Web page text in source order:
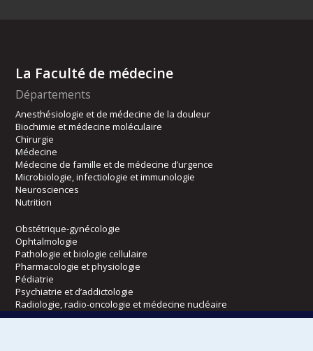
La Faculté de médecine
Départements
Anesthésiologie et de médecine de la douleur
Biochimie et médecine moléculaire
Chirurgie
Médecine
Médecine de famille et de médecine d’urgence
Microbiologie, infectiologie et immunologie
Neurosciences
Nutrition
Obstétrique-gynécologie
Ophtalmologie
Pathologie et biologie cellulaire
Pharmacologie et physiologie
Pédiatrie
Psychiatrie et d’addictologie
Radiologie, radio-oncologie et médecine nucléaire